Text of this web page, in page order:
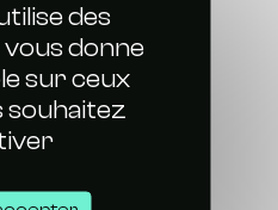
des
donne
sur ceux
souhaitez
Due anni di garanzia
senza interessi